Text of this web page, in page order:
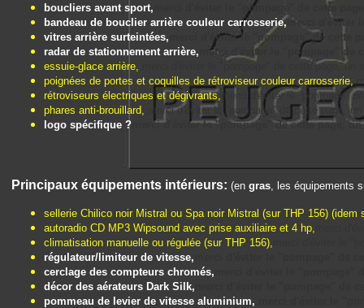
boucliers avant sport, merci d'éviter le "pompage" de cette
bandeau de bouclier arrière couleur carrosserie, merci d'éviter
vitres arrière surteintées, merci d'éviter le "pompage" de cette
radar de stationnement arrière, merci d'éviter le "pompage"
essuie-glace arrière,
merci d'éviter le "pompage" de cette page,
poignées de portes et coquilles de rétroviseur couleur carrosserie,
rétroviseurs électriques et dégivrants, merci d'éviter le "pompage"
phares anti-brouillard,
merci d'éviter le "pompage" de cette page,
logo spécifique ? merci d'éviter le "pompage" de cette page,
Principaux équipements intérieurs: (en gras, les équipements
sellerie Chilico noir Mistral ou Spa noir Mistral (sur THP 156) (idem
autoradio CD MP3 Wipsound avec prise auxiliaire et 4 hp,
climatisation manuelle ou régulée (sur THP 156),
régulateur/limiteur de vitesse,
cerclage des compteurs chromés,
décor des aérateurs Dark Silk,
pommeau de levier de vitesse aluminium,